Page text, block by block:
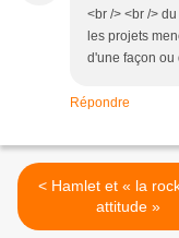
<br /> <br />
les projets
d'une façon ou
Répondre
< Hamlet et « la rock’n roll
attitude »